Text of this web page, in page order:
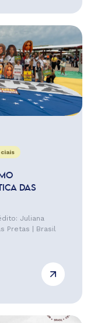
DAS
Juliana
Pretas | Brasil